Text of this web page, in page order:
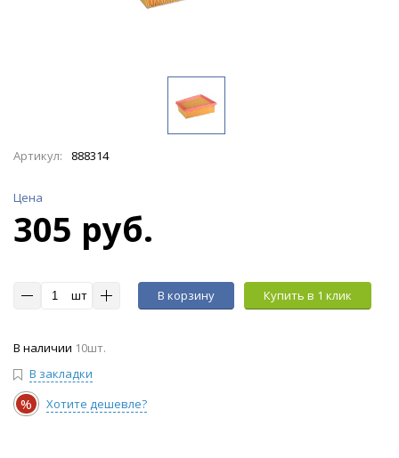
Артикул: 888314
Цена
305 руб.
шт В корзину Купить в 1 клик
В наличии 10шт.
В закладки
% Хотите дешевле?